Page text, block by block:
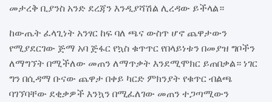
መታረቅ ቢያንስ አንድ ደረጃን እንዲያሻሽል ሊረዳው ይችላል።
ከውጤት ፈላጊነት አንፃር ከፍ ባለ ጫና ውስጥ ሆኖ ጨዋታውን
የሚያደርገው ጅማ አባ ጅፋር የኳስ ቁጥጥር የበላይነቱን በመያዝ ግቦችን
ለማግኘት በሚችለው መጠን ለማጥቃት እንደሚሞክር ይጠበቃል። ነገር
ግን በሲዳማ ቡናው ጨዋታ በቀይ ካርድ ምክንያት የቁጥር ብልጫ
ባገኘባቸው ደቂቃዎች እንኳን በሚፈለገው መጠን ተጋጣሚውን